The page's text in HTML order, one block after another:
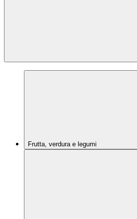
Frutta, verdura e legumi